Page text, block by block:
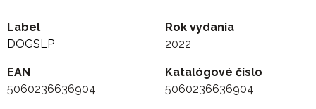
Label
DOGSLP
Rok vydania
2022
EAN
5060236636904
Katalógové číslo
5060236636904